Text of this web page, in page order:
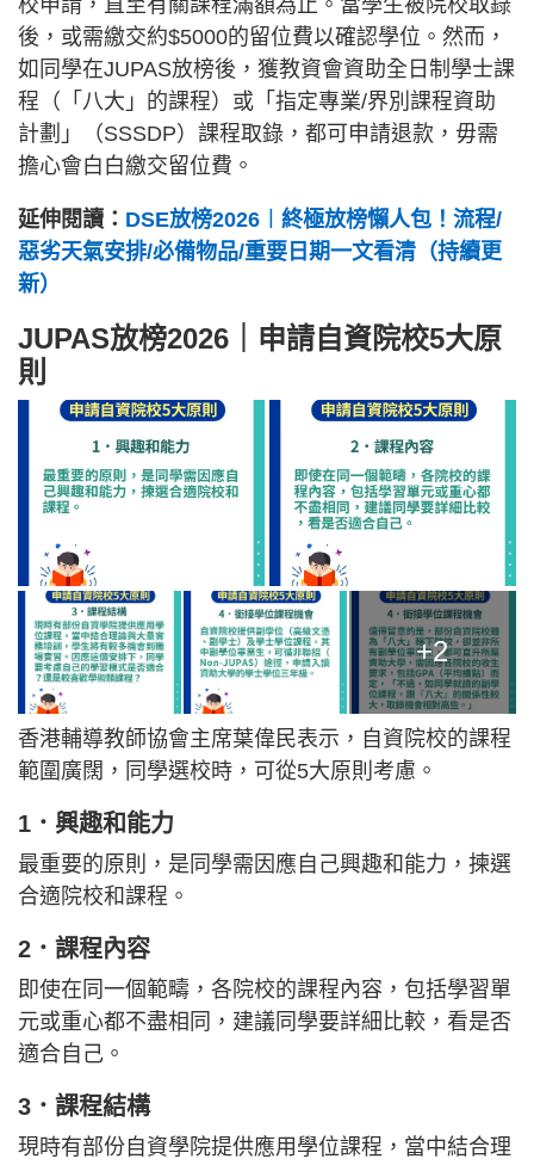
校申請，直至有關課程滿額為止。當學生被院校取錄
後，或需繳交約$5000的留位費以確認學位。然而，
如同學在JUPAS放榜後，獲教資會資助全日制學士課
程（「八大」的課程）或「指定專業/界別課程資助
計劃」（SSSDP）課程取錄，都可申請退款，毋需
擔心會白白繳交留位費。
延伸閱讀： DSE放榜2026︱終極放榜懶人包！流程/
惡劣天氣安排/必備物品/重要日期一文看清（持續更
新）
JUPAS放榜2026｜申請自資院校5大原
則
+2
香港輔導教師協會主席葉偉民表示，自資院校的課程
範圍廣闊，同學選校時，可從5大原則考慮。
1．興趣和能力
最重要的原則，是同學需因應自己興趣和能力，揀選
合適院校和課程。
2．課程內容
即使在同一個範疇，各院校的課程內容，包括學習單
元或重心都不盡相同，建議同學要詳細比較，看是否
適合自己。
3．課程結構
現時有部份自資學院提供應用學位課程，當中結合理